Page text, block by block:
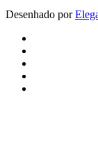
Desenhado por